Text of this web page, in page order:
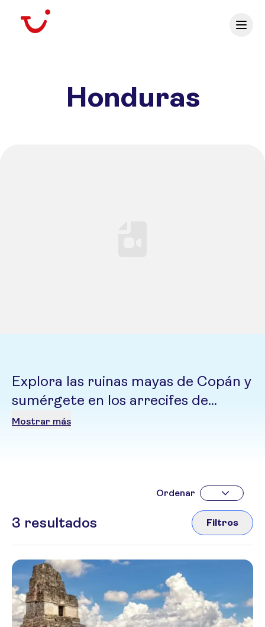
Honduras
Explora las ruinas mayas de Copán y
sumérgete en los arrecifes de
Roatán. Un destino donde la selva
Mostrar más
3 resultados
Ordenar
Filtros